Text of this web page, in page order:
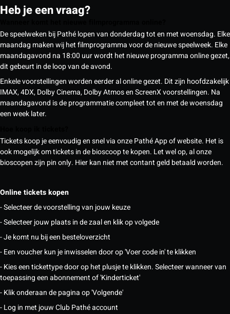
Heb je een vraag?
De speelweken bij Pathé lopen van donderdag tot en met woensdag. Elke
maandag maken wij het filmprogramma voor de nieuwe speelweek. Elke
maandagavond na 18:00 uur wordt het nieuwe programma online gezet,
dit gebeurt in de loop van de avond.
Enkele voorstellingen worden eerder al online gezet. Dit zijn hoofdzakelijk
IMAX, 4DX, Dolby Cinema, Dolby Atmos en ScreenX voorstellingen. Na
maandagavond is de programmatie compleet tot en met de woensdag
een week later.
Tickets koop je eenvoudig en snel via onze Pathé App of website. Het is
ook mogelijk om tickets in de bioscoop te kopen. Let wel op, al onze
bioscopen zijn pin only. Hier kan niet met contant geld betaald worden.
Online tickets kopen
- Selecteer de voorstelling van jouw keuze
- Selecteer jouw plaats in de zaal en klik op volgede
- Je komt nu bij een besteloverzicht
- Een voucher kun je inwisselen door op 'Voer code in' te klikken
- Kies een tickettype door op het plusje te klikken. Selecteer wanneer van
toepassing een abonnement of 'Kinderticket'
- Klik onderaan de pagina op 'Volgende'
- Log in met jouw Club Pathé account